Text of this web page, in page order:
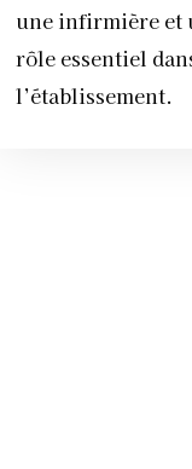
une infirmière et
rôle essentiel
l’établissement.